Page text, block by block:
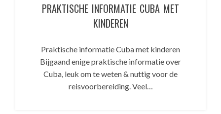
PRAKTISCHE INFORMATIE CUBA MET
KINDEREN
Praktische informatie Cuba met kinderen
Bijgaand enige praktische informatie over
Cuba, leuk om te weten & nuttig voor de
reisvoorbereiding. Veel…